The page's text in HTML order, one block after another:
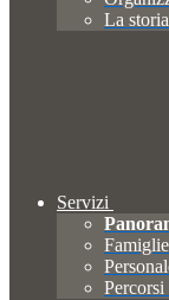
La storia
Servizi